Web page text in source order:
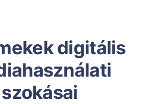
digitális
szokásai